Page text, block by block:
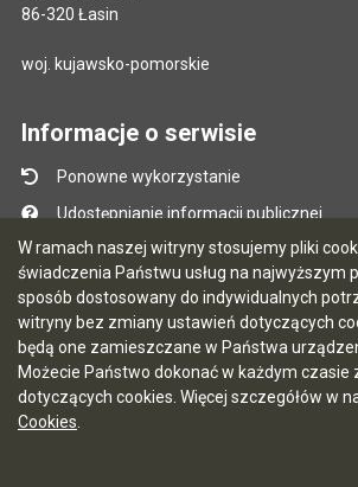
W ramach naszej witryny stosujemy pliki
świadczenia Państwu usług na najwyższym
sposób dostosowany do indywidualnych
witryny bez zmiany ustawień dotyczących
będą one zamieszczane w Państwa
Możecie Państwo dokonać w każdym czasie
dotyczących cookies. Więcej szczegółów w
Cookies
86-320 Łasin
woj. kujawsko-pomorskie
Informacje o serwisie
Ponowne wykorzystanie
Udostępnianie informacji publicznej
Mapa serwisu
Instrukcja obsługi
Statystyki oglądalności
Ostatnia aktualizacja BIP: 03.08.2026
CMS i hosting: Logonet